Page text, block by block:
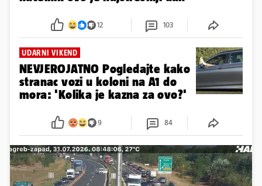
12 103
UDARNI VIKEND
NEVJEROJATNO Pogledajte kako
stranac vozi u koloni na A1 do
mora: 'Kolika je kazna za ovo?'
9 84